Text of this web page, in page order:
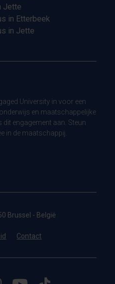
Jette
in Etterbeek
in Jette
University in voor een
en maatschappelijke
engagement aan. Steun
in de maatschappij.
Brussel - België
Contact